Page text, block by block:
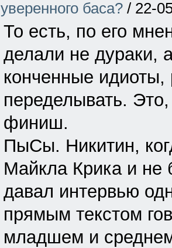
уверенного баса? / 22-
То есть, по его
делали не дураки,
конченные
переделывать.
финиш.
ПыСы. Никитин,
Майкла Крика и
давал интервью
прямым текстом
младшем и